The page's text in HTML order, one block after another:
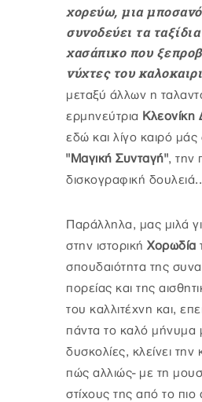
χορεύω, μια
συνοδεύει τα
χασάπικο που
νύχτες του
μεταξύ άλλων η
ερμηνεύτρια Κλεονίκη
εδώ και λίγο καιρό μάς
"Μαγική Συνταγή", την
δισκογραφική
Παράλληλα, μας μιλά
στην ιστορική Χορωδία
σπουδαιότητα της
πορείας και της
του καλλιτέχνη και,
πάντα το καλό μήνυμα
δυσκολίες, κλείνει
πώς αλλιώς- με τη
στίχους της από το πιο